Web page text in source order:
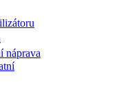
náprava